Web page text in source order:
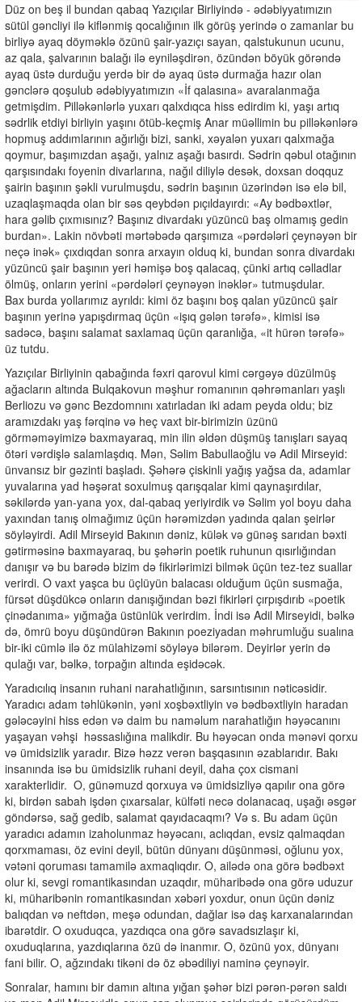
Düz on beş il bundan qabaq Yazıçılar Birliyində - ədəbiyyatımızın
sütül gəncliyi ilə kiflənmiş qocalığının ilk görüş yerində o zamanlar bu
birliyə ayaq döyməklə özünü şair-yazıçı sayan, qalstukunun ucunu,
az qala, şalvarının balağı ilə eyniləşdirən, özündən böyük görəndə
ayaq üstə durduğu yerdə bir də ayaq üstə durmağa hazır olan
gənclərə qoşulub ədəbiyyatımızın «İf qalasına» avaralanmağa
getmişdim. Pilləkənlərlə yuxarı qalxdıqca hiss edirdim ki, yaşı artıq
sədrlik etdiyi birliyin yaşını ötüb-keçmiş Anar müəllimin bu pilləkənlərə
hopmuş addımlarının ağırlığı bizi, sanki, xəyalən yuxarı qalxmağa
qoymur, başımızdan aşağı, yalnız aşağı basırdı. Sədrin qəbul otağının
qarşısındakı foyenin divarlarına, nağıl diliylə desək, doxsan doqquz
şairin başının şəkli vurulmuşdu, sədrin başının üzərindən isə elə bil,
uzaqlaşmaqda olan bir səs qeybdən pıçıldayırdı: «Ay bədbəxtlər,
hara gəlib çıxmısınız? Başınız divardakı yüzüncü baş olmamış gedin
burdan». Lakin növbəti mərtəbədə qarşımıza «pərdələri çeynəyən bir
neçə inək» çıxdıqdan sonra arxayın olduq ki, bundan sonra divardakı
yüzüncü şair başının yeri həmişə boş qalacaq, çünki artıq cəlladlar
ölmüş, onların yerini «pərdələri çeynəyən inəklər» tutmuşdular.
Bax burda yollarımız ayrıldı: kimi öz başını boş qalan yüzüncü şair
başının yerinə yapışdırmaq üçün «işıq gələn tərəfə», kimisi isə
sadəcə, başını salamat saxlamaq üçün qaranlığa, «it hürən tərəfə»
üz tutdu.
Yazıçılar Birliyinin qabağında fəxri qarovul kimi cərgəyə düzülmüş
ağacların altında Bulqakovun məşhur romanının qəhrəmanları yaşlı
Berliozu və gənc Bezdomnını xatırladan iki adam peyda oldu; biz
aramızdakı yaş fərqinə və heç vaxt bir-birimizin üzünü
görməməyimizə baxmayaraq, min ilin əldən düşmüş tanışları sayaq
ötəri vərdişlə salamlaşdıq. Mən, Səlim Babullaoğlu və Adil Mirseyid:
ünvansız bir gəzinti başladı. Şəhərə çiskinli yağış yağsa da, adamlar
yuvalarına yad həşərat soxulmuş qarışqalar kimi qaynaşırdılar,
səkilərdə yan-yana yox, dal-qabaq yeriyirdik və Səlim yol boyu daha
yaxından tanış olmağımız üçün hərəmizdən yadında qalan şeirlər
söyləyirdi. Adil Mirseyid Bakının dəniz, külək və günəş sarıdan bəxti
gətirməsinə baxmayaraq, bu şəhərin poetik ruhunun qısırlığından
danışır və bu barədə bizim də fikirlərimizi bilmək üçün tez-tez suallar
verirdi. O vaxt yaşca bu üçlüyün balacası olduğum üçün susmağa,
fürsət düşdükcə onların danışığından bəzi fikirləri çırpışdırıb «poetik
çinədanıma» yığmağa üstünlük verirdim. İndi isə Adil Mirseyidi, bəlkə
də, ömrü boyu düşündürən Bakının poeziyadan məhrumluğu sualına
bir-iki cümlə ilə öz mülahizəmi söyləyə bilərəm. Deyirlər yerin də
qulağı var, bəlkə, torpağın altında eşidəcək.
Yaradıcılıq insanın ruhani narahatlığının, sarsıntısının nəticəsidir.
Yaradıcı adam təhlükənin, yəni xoşbəxtliyin və bədbəxtliyin haradan
gələcəyini hiss edən və daim bu naməlum narahatlığın həyəcanını
yaşayan vəhşi həssaslığına malikdir. Bu həyəcan onda mənəvi qorxu
və ümidsizlik yaradır. Bizə həzz verən başqasının əzablarıdır. Bakı
insanında isə bu ümidsizlik ruhani deyil, daha çox cismani
xarakterlidir. O, günəmuzd qorxuya və ümidsizliyə qapılır ona görə
ki, birdən sabah işdən çıxarsalar, külfəti necə dolanacaq, uşağı əsgər
göndərsə, sağ gedib, salamat qayıdacaqmı? Və s. Bu adam üçün
yaradıcı adamın izaholunmaz həyəcanı, aclıqdan, evsiz qalmaqdan
qorxmaması, öz evini deyil, bütün dünyanı düşünməsi, oğlunu yox,
vətəni qoruması tamamilə axmaqlıqdır. O, ailədə ona görə bədbəxt
olur ki, sevgi romantikasından uzaqdır, müharibədə ona görə uduzur
ki, müharibənin romantikasından xəbəri yoxdur, onun üçün dəniz
balıqdan və neftdən, meşə odundan, dağlar isə daş karxanalarından
ibarətdir. O oxuduqca, yazdıqca ona görə savadsızlaşır ki,
oxuduqlarına, yazdıqlarına özü də inanmır. O, özünü yox, dünyanı
fani bilir. O, ağzındakı tikəni də öz əbədiliyi naminə çeynəyir.
Sonralar, hamını bir damın altına yığan şəhər bizi pərən-pərən saldı